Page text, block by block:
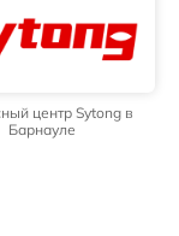
центр Sytong в
Барнауле